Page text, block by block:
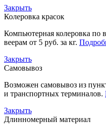
Закрыть
Колеровка красок
Компьютерная колеровка по
веерам от 5 руб. за кг.
Закрыть
Самовывоз
Возможен самовывоз из
и транспортных терминалов.
Закрыть
Длинномерный материал